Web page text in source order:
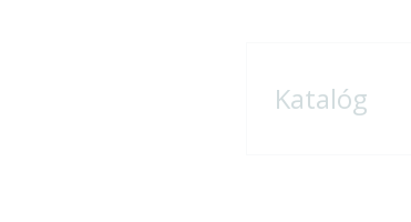
Katalóg